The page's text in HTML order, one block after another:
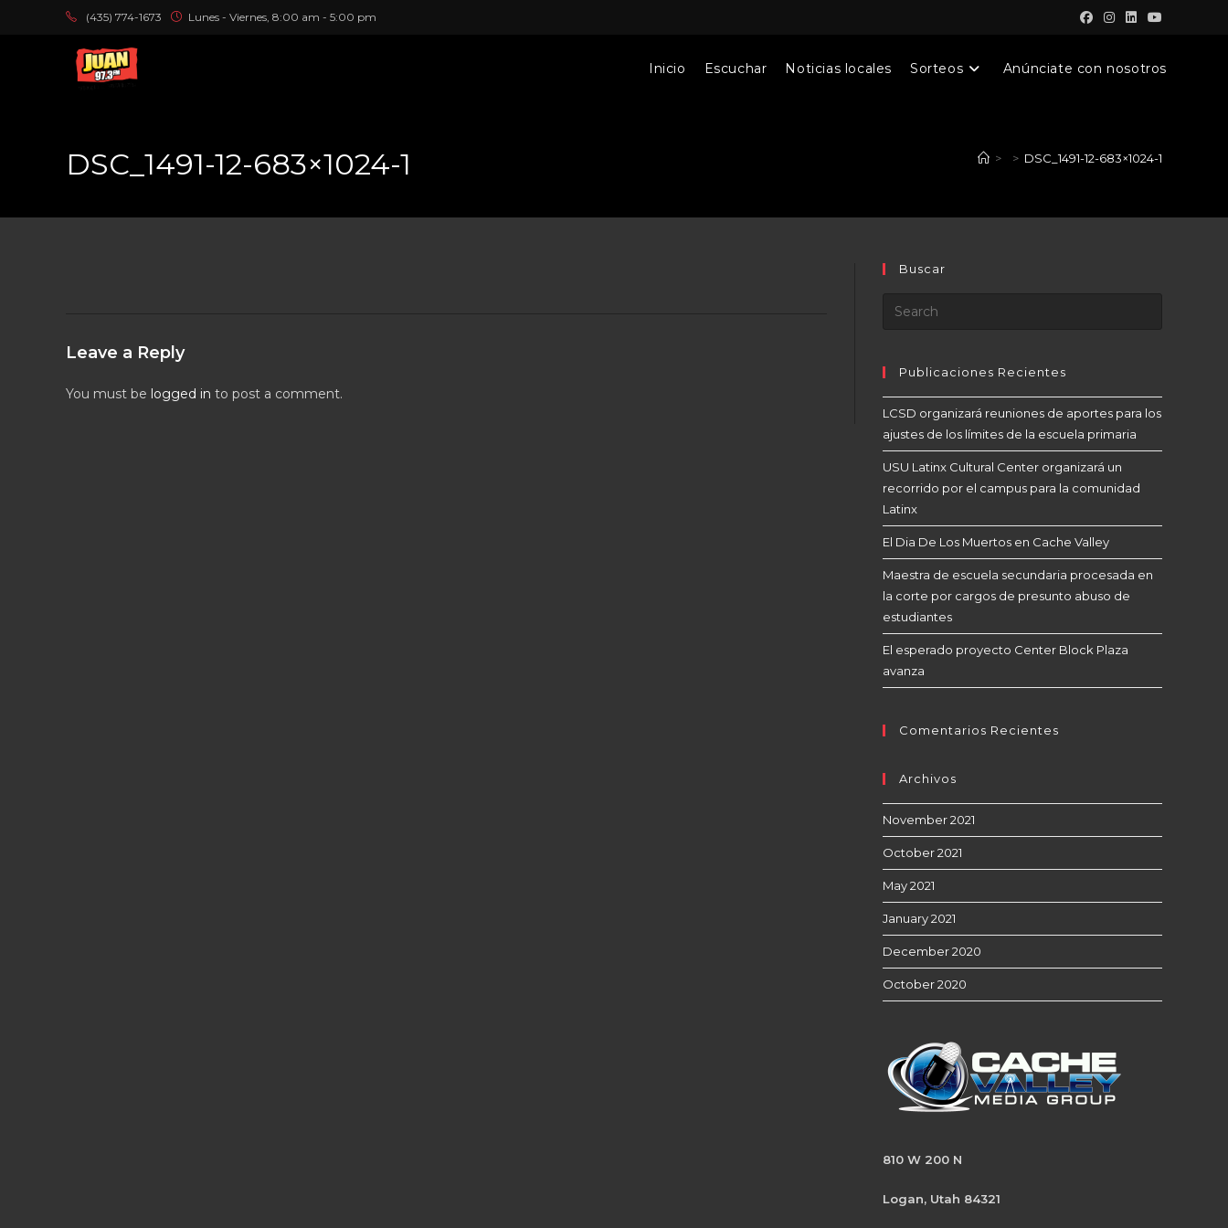
(435) 774-1673 Lunes - Viernes, 8:00 am - 5:00 pm
Inicio Escuchar Noticias locales Sorteos Anúnciate con nosotros
DSC_1491-12-683×1024-1 > > DSC_1491-12-683×1024-1
Leave a Reply
You must be logged in to post a comment.
Buscar
Publicaciones Recientes
LCSD organizará reuniones de aportes para los
ajustes de los límites de la escuela primaria
USU Latinx Cultural Center organizará un
recorrido por el campus para la comunidad
Latinx
El Dia De Los Muertos en Cache Valley
Maestra de escuela secundaria procesada en
la corte por cargos de presunto abuso de
estudiantes
El esperado proyecto Center Block Plaza
avanza
Comentarios Recientes
Archivos
November 2021
October 2021
May 2021
January 2021
December 2020
October 2020
810 W 200 N
Logan, Utah 84321